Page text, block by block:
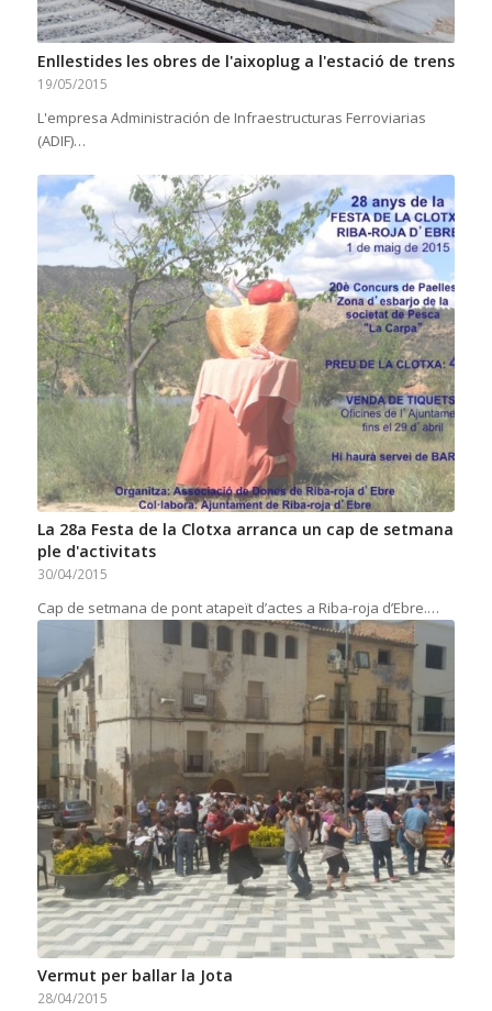
Enllestides les obres de l'aixoplug a l'estació de trens
19/05/2015
L'empresa Administración de Infraestructuras Ferroviarias
(ADIF)…
La 28a Festa de la Clotxa arranca un cap de setmana
ple d'activitats
30/04/2015
Cap de setmana de pont atapeït d’actes a Riba-roja d’Ebre.…
Vermut per ballar la Jota
28/04/2015